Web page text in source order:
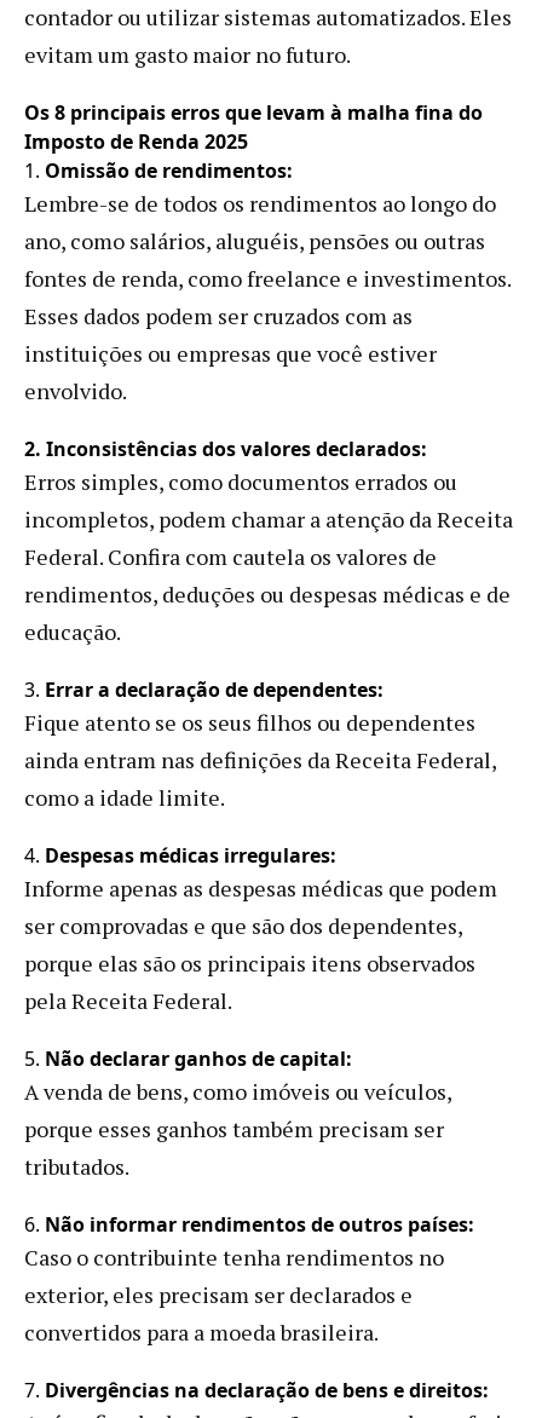
contador ou utilizar sistemas automatizados. Eles
evitam um gasto maior no futuro.
Os 8 principais erros que levam à malha fina do
Imposto de Renda 2025
1. Omissão de rendimentos:
Lembre-se de todos os rendimentos ao longo do
ano, como salários, aluguéis, pensões ou outras
fontes de renda, como freelance e investimentos.
Esses dados podem ser cruzados com as
instituições ou empresas que você estiver
envolvido.
2. Inconsistências dos valores declarados:
Erros simples, como documentos errados ou
incompletos, podem chamar a atenção da Receita
Federal. Confira com cautela os valores de
rendimentos, deduções ou despesas médicas e de
educação.
3. Errar a declaração de dependentes:
Fique atento se os seus filhos ou dependentes
ainda entram nas definições da Receita Federal,
como a idade limite.
4. Despesas médicas irregulares:
Informe apenas as despesas médicas que podem
ser comprovadas e que são dos dependentes,
porque elas são os principais itens observados
pela Receita Federal.
5. Não declarar ganhos de capital:
A venda de bens, como imóveis ou veículos,
porque esses ganhos também precisam ser
tributados.
6. Não informar rendimentos de outros países:
Caso o contribuinte tenha rendimentos no
exterior, eles precisam ser declarados e
convertidos para a moeda brasileira.
7. Divergências na declaração de bens e direitos: